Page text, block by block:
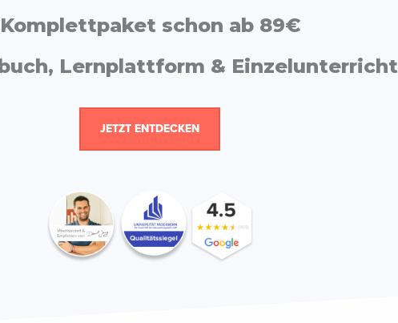
Komplettpaket schon ab 89€
Lernplattform & Einzelunterricht
JETZT ENTDECKEN